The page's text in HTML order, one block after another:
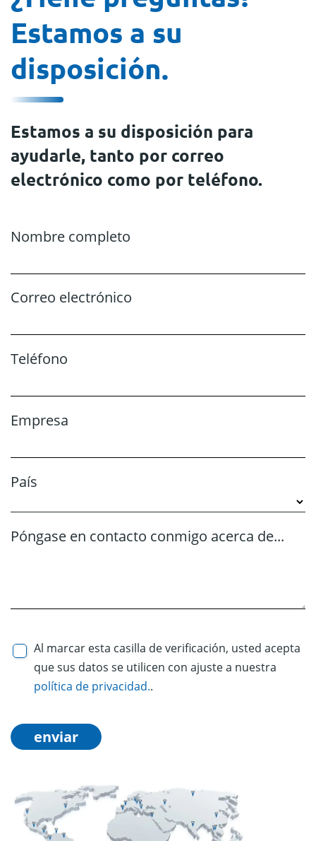
Estamos a su
disposición.
Estamos a su disposición para
ayudarle, tanto por correo
electrónico como por teléfono.
Nombre completo
Correo electrónico
Teléfono
Empresa
País
Póngase en contacto conmigo acerca de...
Al marcar esta casilla de verificación, usted acepta
que sus datos se utilicen con ajuste a nuestra
política de privacidad..